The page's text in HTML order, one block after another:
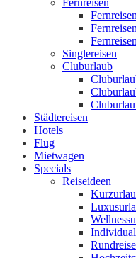
Fernreisen
Singlereisen
Cluburlaub
Städtereisen
Hotels
Flug
Mietwagen
Specials
Reiseideen